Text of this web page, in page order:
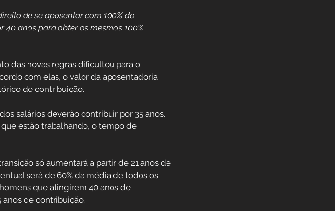
Invalidez
de se aposentar com 100% do
40 anos para obter os mesmos 100%
das novas regras dificultou para o
com elas, o valor da aposentadoria
de contribuição.
salários deverão contribuir por 35 anos.
estão trabalhando, o tempo de
só aumentará a partir de 21 anos de
será de 60% da média de todos os
que atingirem 40 anos de
de contribuição.